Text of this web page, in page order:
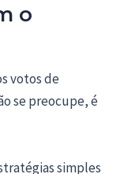
o
votos de
se preocupe, é
simples